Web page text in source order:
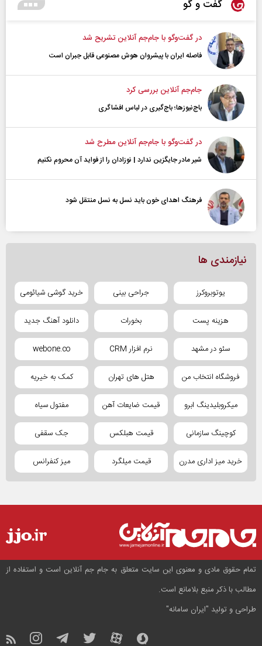
گفت و گو
در گفت‌و‌گو با جام‌جم آنلاین تشریح شد
فاصله ایران با پیشرو‌ان هوش مصنوعی قابل جبران است
جام‌جم آنلاین بررسی کرد
باج‌نیوزها؛ باج‌گیری در لباس افشاگری
در گفت‌و‌گو با جام‌جم آنلاین مطرح شد
شیر مادر جایگزین ندارد | نوزادان را از فواید آن محروم نکنیم
فرهنگ اهدای خون باید نسل به نسل منتقل شود
نیازمندی ها
یوتوبروکرز جراحی بینی خرید گوشی شیائومی
هزینه پست بخورات دانلود آهنگ جدید
سئو در مشهد نرم افزار CRM webone.co
فروشگاه انتخاب من هتل های تهران کمک به خیریه
میکروبلیدینگ ابرو قیمت ضایعات آهن مفتول سیاه
کوچینگ سازمانی قیمت هبلکس جک سقفی
خرید میز اداری مدرن قیمت میلگرد میز کنفرانس
تمام حقوق مادی و معنوی این سایت متعلق به جام جم آنلاین است و استفاده از
مطالب با ذکر منبع بلامانع است.
طراحی و تولید "ایران سامانه"